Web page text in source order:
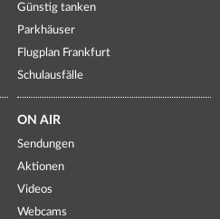
Günstig tanken
Parkhäuser
Flugplan Frankfurt
Schulausfälle
ON AIR
Sendungen
Aktionen
Videos
Webcams